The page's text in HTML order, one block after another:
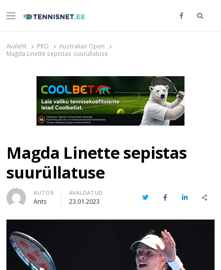
Menu Otsi
Avaleht PRO
Australian Open
Magda Linette sepistas suurüllatuse
Magda Linette sepistas
suurüllatuse
Author
AUTOR
Ants
AVALDATUD
23.01.2023 TwitterFacebookLinkedInShare